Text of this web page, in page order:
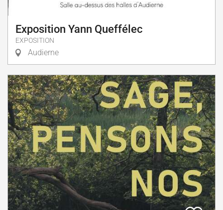
Exposition Yann Queffélec
EXPOSITION
Audierne